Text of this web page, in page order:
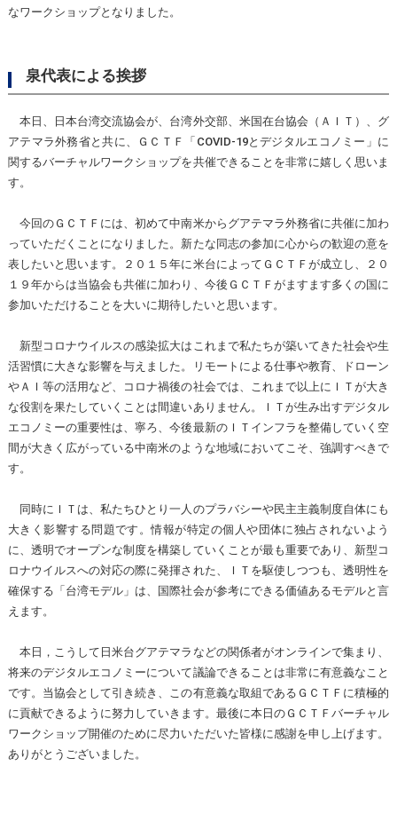
なワークショップとなりました。
泉代表による挨拶
本日、日本台湾交流協会が、台湾外交部、米国在台協会（ＡＩＴ）、グ
アテマラ外務省と共に、ＧＣＴＦ「COVID-19とデジタルエコノミー」に
関するバーチャルワークショップを共催できることを非常に嬉しく思いま
す。
今回のＧＣＴＦには、初めて中南米からグアテマラ外務省に共催に加わ
っていただくことになりました。新たな同志の参加に心からの歓迎の意を
表したいと思います。２０１５年に米台によってＧＣＴＦが成立し、２０
１９年からは当協会も共催に加わり、今後ＧＣＴＦがますます多くの国に
参加いただけることを大いに期待したいと思います。
新型コロナウイルスの感染拡大はこれまで私たちが築いてきた社会や生
活習慣に大きな影響を与えました。リモートによる仕事や教育、ドローン
やＡＩ等の活用など、コロナ禍後の社会では、これまで以上にＩＴが大き
な役割を果たしていくことは間違いありません。ＩＴが生み出すデジタル
エコノミーの重要性は、寧ろ、今後最新のＩＴインフラを整備していく空
間が大きく広がっている中南米のような地域においてこそ、強調すべきで
す。
同時にＩＴは、私たちひとり一人のプラバシーや民主主義制度自体にも
大きく影響する問題です。情報が特定の個人や団体に独占されないよう
に、透明でオープンな制度を構築していくことが最も重要であり、新型コ
ロナウイルスへの対応の際に発揮された、ＩＴを駆使しつつも、透明性を
確保する「台湾モデル」は、国際社会が参考にできる価値あるモデルと言
えます。
本日，こうして日米台グアテマラなどの関係者がオンラインで集まり、
将来のデジタルエコノミーについて議論できることは非常に有意義なこと
です。当協会として引き続き、この有意義な取組であるＧＣＴＦに積極的
に貢献できるように努力していきます。最後に本日のＧＣＴＦバーチャル
ワークショップ開催のために尽力いただいた皆様に感謝を申し上げます。
ありがとうございました。